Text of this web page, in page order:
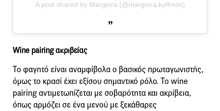
A post shared by Margiora (@margiora.kythnos)
Wine pairing ακριβείας
Το φαγητό είναι αναμφίβολα ο βασικός πρωταγωνιστής,
όμως το κρασί έχει εξίσου σημαντικό ρόλο. Το wine
pairing αντιμετωπίζεται με σοβαρότητα και ακρίβεια,
όπως αρμόζει σε ένα μενού με ξεκάθαρες